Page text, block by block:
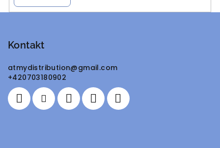
Kontakt
atmydistribution@gmail.com
+420703180902